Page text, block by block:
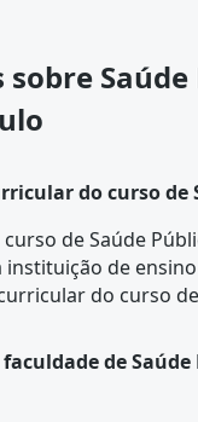
sobre Saúde
do curso de
de Saúde
instituição de
do curso
de Saúde